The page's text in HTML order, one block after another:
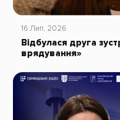
16 Лип, 2026
Відбулася друга
врядування»